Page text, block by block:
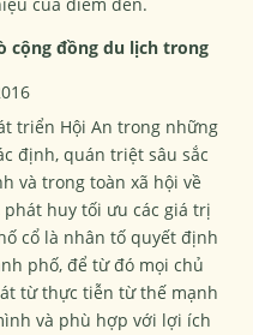
cộng đồng du lịch trong
triển Hội An trong những
định, quán triệt sâu sắc
và trong toàn xã hội về
huy tối ưu các giá trị
cổ là nhân tố quyết định
phố, để từ đó mọi chủ
từ thực tiễn từ thế mạnh
và phù hợp với lợi ích